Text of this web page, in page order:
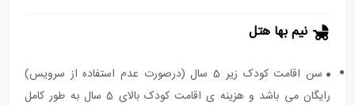
نیم بها هتل
سن اقامت کودک زیر 5 سال (درصورت عدم استفاده از سرویس)
رایگان می باشد و هزینه ی اقامت کودک بالای 5 سال به طور کامل